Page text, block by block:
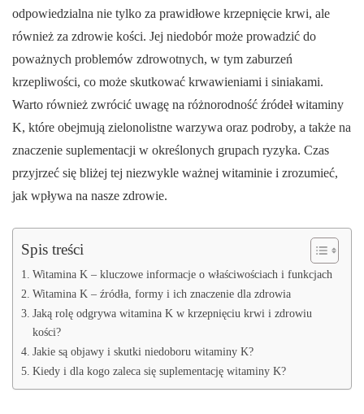
odpowiedzialna nie tylko za prawidłowe krzepnięcie krwi, ale
również za zdrowie kości. Jej niedobór może prowadzić do
poważnych problemów zdrowotnych, w tym zaburzeń
krzepliwości, co może skutkować krwawieniami i siniakami.
Warto również zwrócić uwagę na różnorodność źródeł witaminy
K, które obejmują zielonolistne warzywa oraz podroby, a także na
znaczenie suplementacji w określonych grupach ryzyka. Czas
przyjrzeć się bliżej tej niezwykle ważnej witaminie i zrozumieć,
jak wpływa na nasze zdrowie.
Spis treści
Witamina K – kluczowe informacje o właściwościach i funkcjach
Witamina K – źródła, formy i ich znaczenie dla zdrowia
Jaką rolę odgrywa witamina K w krzepnięciu krwi i zdrowiu
kości?
Jakie są objawy i skutki niedoboru witaminy K?
Kiedy i dla kogo zaleca się suplementację witaminy K?